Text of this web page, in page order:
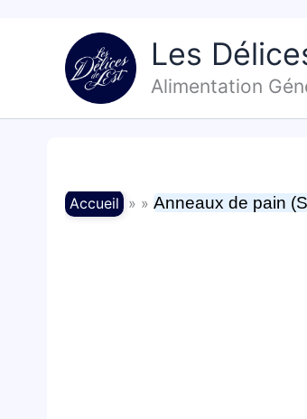
Les
Alimentation
Accueil » » Anneaux de pain